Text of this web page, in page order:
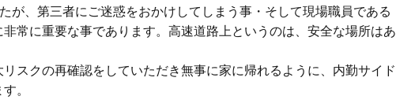
が、第三者にご迷惑をおかけしてしまう事・そして現場職員である
常に重要な事であります。高速道路上というのは、安全な場所はあ
スクの再確認をしていただき無事に家に帰れるように、内勤サイド
。